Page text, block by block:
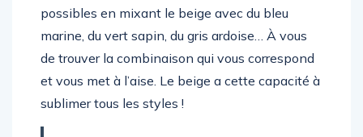
possibles en mixant le beige avec du bleu
marine, du vert sapin, du gris ardoise… À vous
de trouver la combinaison qui vous correspond
et vous met à l’aise. Le beige a cette capacité à
sublimer tous les styles !